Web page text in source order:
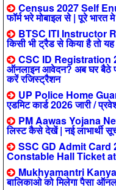
Census 2027 Self
फॉर्म भरे मोबाइल से | पूरे
BTSC ITI Instructor
किसी भी ट्रैड से किया है तो
CSC ID Registration
ऑनलाइन आवेदन? अब घर बैठे
करें रजिस्ट्रैशन
UP Police Home
एडमिट कार्ड 2026 जारी /
PM Aawas Yojana
लिस्ट कैसे देखें | नई लाभार्थी
SSC GD Admit Card
Constable Hall Ticket
Mukhyamantri
बालिकाओ को मिलेगा पैसा